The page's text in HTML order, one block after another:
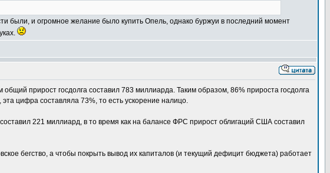
были, и огромное желание было купить Опель, однако буржуи в последний момент
прирост госдолга составил 783 миллиарда. Таким образом, 86% прироста госдолга
цифра составляла 73%, то есть ускорение налицо.
221 миллиард, в то время как на балансе ФРС прирост облигаций США составил
бегство, а чтобы покрыть вывод их капиталов (и текущий дефицит бюджета) работает